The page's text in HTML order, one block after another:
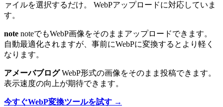
ァイルを選択するだけ。 WebPアップロードに対応していま
す。
note noteでもWebP画像をそのままアップロードできます。
自動最適化されますが、事前にWebPに変換するとより軽く
なります。
アメーバブログWebP形式の画像をそのまま投稿できます。
表示速度の向上が期待できます。
今すぐWebP変換ツールを試す →